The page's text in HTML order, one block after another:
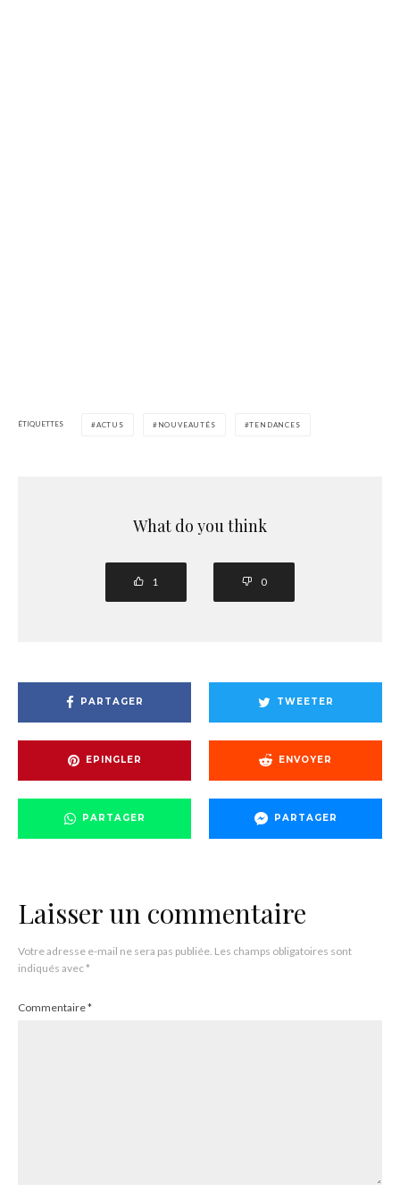
ÉTIQUETTES ACTUS NOUVEAUTÉS TENDANCES
What do you think
1 0
PARTAGER TWEETER
EPINGLER ENVOYER
PARTAGER PARTAGER
Laisser un commentaire
Votre adresse e-mail ne sera pas publiée. Les champs obligatoires sont
indiqués avec*
Commentaire*